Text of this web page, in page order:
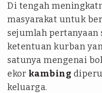
Di tengah
masyarakat untuk
sejumlah pertanyaan
ketentuan kurban
satunya mengenai
ekor kambing
keluarga.